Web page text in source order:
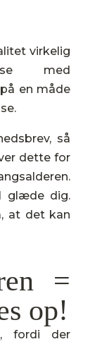
virkelig
med
en måde
så
dette for
glæde dig.
at det kan
=
op!
fordi der